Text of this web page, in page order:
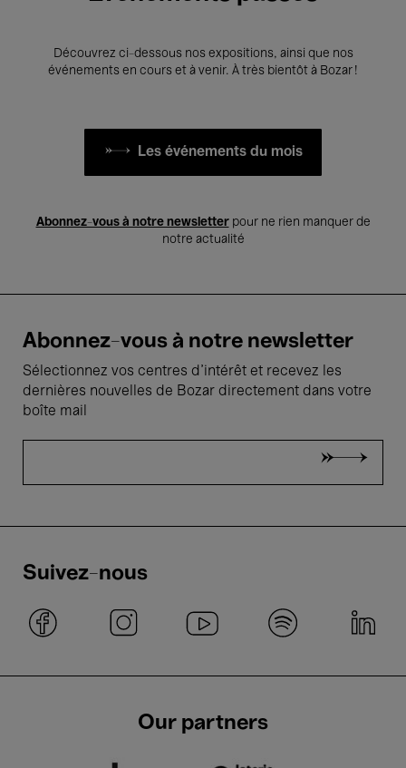
Découvrez ci-dessous nos expositions, ainsi que nos
événements en cours et à venir. À très bientôt à Bozar !
Les événements du mois
Abonnez-vous à notre newsletterpour ne rien manquer de
notre actualité
Abonnez-vous à notre newsletter
Sélectionnez vos centres d'intérêt et recevez les
dernières nouvelles de Bozar directement dans votre
boîte mail
Suivez-nous
Our partners